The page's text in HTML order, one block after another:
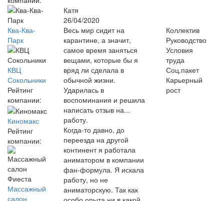
Ква-Ква-
Парк
КВЦ
Сокольники
Рейтинг
компании:
Киномакс
Рейтинг
компании:
Массажный
салон
Катя
26/04/2020
Весь мир сидит на
карантине, а значит,
самое время заняться
вещами, которые бы я
вряд ли сделала в
обычной жизни.
Ударилась в
воспоминания и решила
написать отзыв на...
работу.
Когда-то давно, до
переезда на другой
континент я работала
аниматором в компании
фан-формула. Я искала
работу, но не
аниматорскую. Так как
Коллектив
Руководство
Условия
труда
Соц.пакет
Карьерный
рост